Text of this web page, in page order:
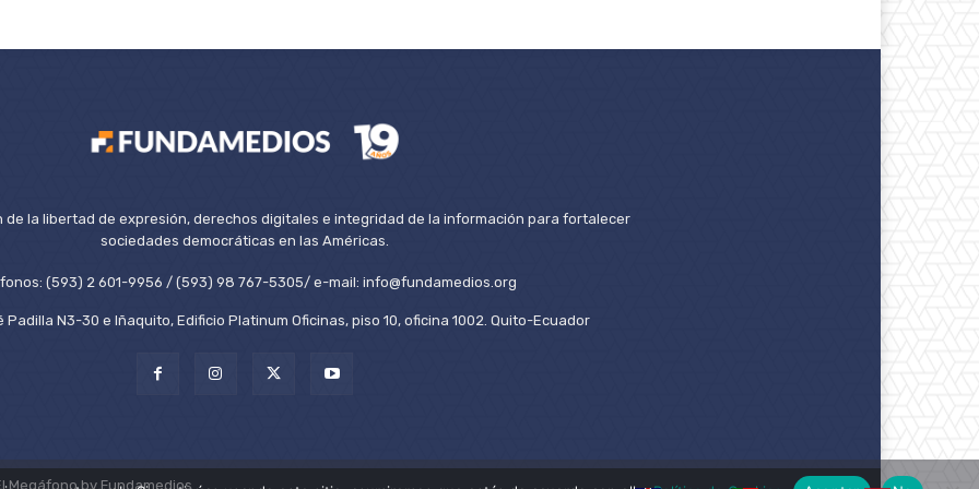
de la libertad de expresión, derechos digitales e integridad de la información para fortalecer
sociedades democráticas en las Américas.
(593) 2 601-9956 / (593) 98 767-5305/ e-mail: info@fundamedios.org
Padilla N3-30 e Iñaquito, Edificio Platinum Oficinas, piso 10, oficina 1002. Quito-Ecuador
Megáfono by Fundamedios.